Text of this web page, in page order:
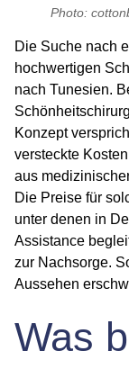
Photo:
Die Suche nach
hochwertigen
nach Tunesien.
Konzept
versteckte
aus
Die Preise für
unter denen in
Assistance
zur Nachsorge.
Aussehen
Was